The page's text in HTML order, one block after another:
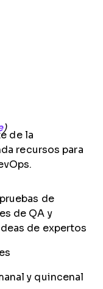
)
de la
recursos para
de
de QA y
de expertos
y quincenal